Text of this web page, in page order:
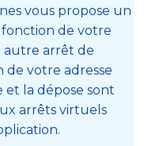
vous propose un
de votre
autre arrêt de
votre adresse
et la dépose sont
arrêts virtuels